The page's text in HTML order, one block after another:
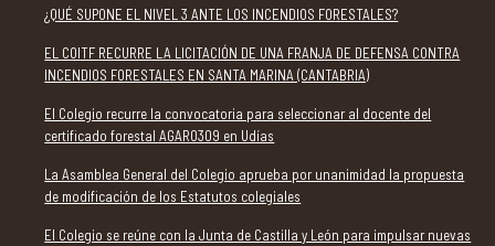
¿QUÉ SUPONE EL NIVEL 3 ANTE LOS INCENDIOS FORESTALES?
EL COITF RECURRE LA LICITACIÓN DE UNA FRANJA DE DEFENSA CONTRA
INCENDIOS FORESTALES EN SANTA MARINA (CANTABRIA)
El Colegio recurre la convocatoria para seleccionar al docente del
certificado forestal AGAR0309 en Udías
La Asamblea General del Colegio aprueba por unanimidad la propuesta
de modificación de los Estatutos colegiales
El Colegio se reúne con la Junta de Castilla y León para impulsar nuevas